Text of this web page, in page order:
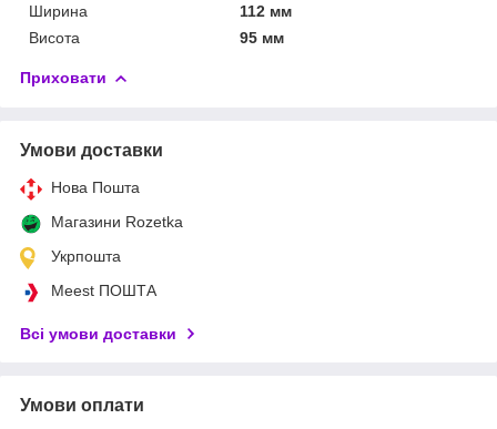
Ширина
112 мм
Висота
95 мм
Приховати
Умови доставки
Нова Пошта
Магазини Rozetka
Укрпошта
Meest ПОШТА
Всі умови доставки
Умови оплати